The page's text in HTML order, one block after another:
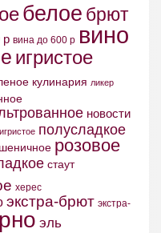
белое брют
р вина до 600 р вино
игристое
кулинария ликер
новости
полусладкое
розовое
стаут
херес
экстра-брют экстра-
эль